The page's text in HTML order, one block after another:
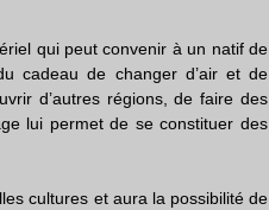
qui peut convenir à un natif de
cadeau de changer d’air et de
d’autres régions, de faire des
lui permet de se constituer des
cultures et aura la possibilité de